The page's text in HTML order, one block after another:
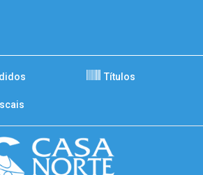
Títulos